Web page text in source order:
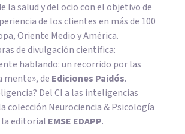
la salud y del ocio con el objetivo de
de los clientes en más de 100
Oriente Medio y América.
de divulgación científica:
hablando: un recorrido por las
mente», de Ediciones Paidós.
Del CI a las inteligencias
colección Neurociencia & Psicología
la editorial EMSE EDAPP.